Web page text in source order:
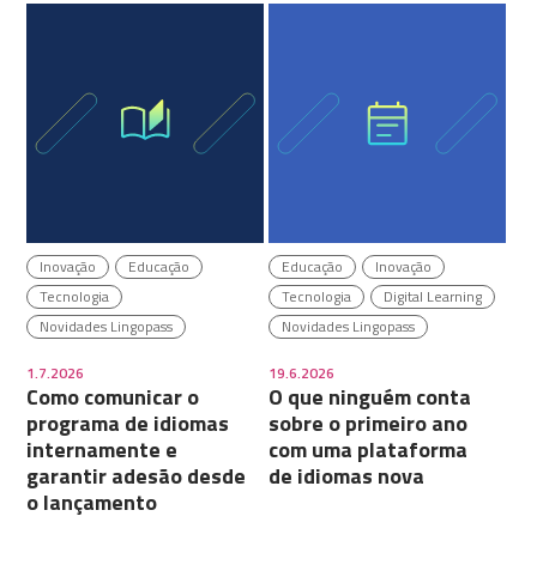
Inovação
Educação
Tecnologia
Novidades Lingopass
1.7.2026
Como comunicar o
programa de idiomas
internamente e
garantir adesão desde
o lançamento
Educação
Inovação
Tecnologia
Digital Learning
Novidades Lingopass
19.6.2026
O que ninguém conta
sobre o primeiro ano
com uma plataforma
de idiomas nova